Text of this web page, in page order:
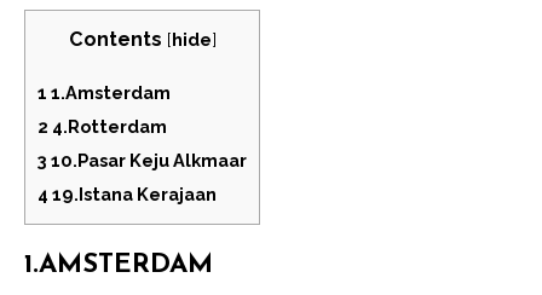
Contents [hide]
1 1.Amsterdam
2 4.Rotterdam
3 10.Pasar Keju Alkmaar
4 19.Istana Kerajaan
1.AMSTERDAM